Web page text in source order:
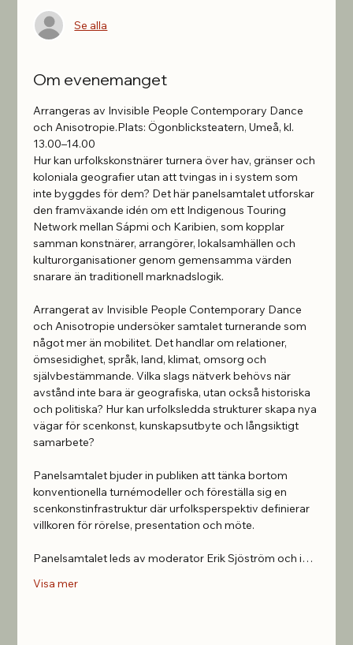
Se alla
Om evenemanget
Arrangeras av Invisible People Contemporary Dance
och Anisotropie.Plats: Ögonblicksteatern, Umeå, kl.
13.00–14.00
Hur kan urfolkskonstnärer turnera över hav, gränser och
koloniala geografier utan att tvingas in i system som
inte byggdes för dem? Det här panelsamtalet utforskar
den framväxande idén om ett Indigenous Touring
Network mellan Sápmi och Karibien, som kopplar
samman konstnärer, arrangörer, lokalsamhällen och
kulturorganisationer genom gemensamma värden
snarare än traditionell marknadslogik.
Arrangerat av Invisible People Contemporary Dance
och Anisotropie undersöker samtalet turnerande som
något mer än mobilitet. Det handlar om relationer,
ömsesidighet, språk, land, klimat, omsorg och
självbestämmande. Vilka slags nätverk behövs när
avstånd inte bara är geografiska, utan också historiska
och politiska? Hur kan urfolksledda strukturer skapa nya
vägar för scenkonst, kunskapsutbyte och långsiktigt
samarbete?
Panelsamtalet bjuder in publiken att tänka bortom
konventionella turnémodeller och föreställa sig en
scenkonstinfrastruktur där urfolksperspektiv definierar
villkoren för rörelse, presentation och möte.
Panelsamtalet leds av moderator Erik Sjöström och i…
Visa mer